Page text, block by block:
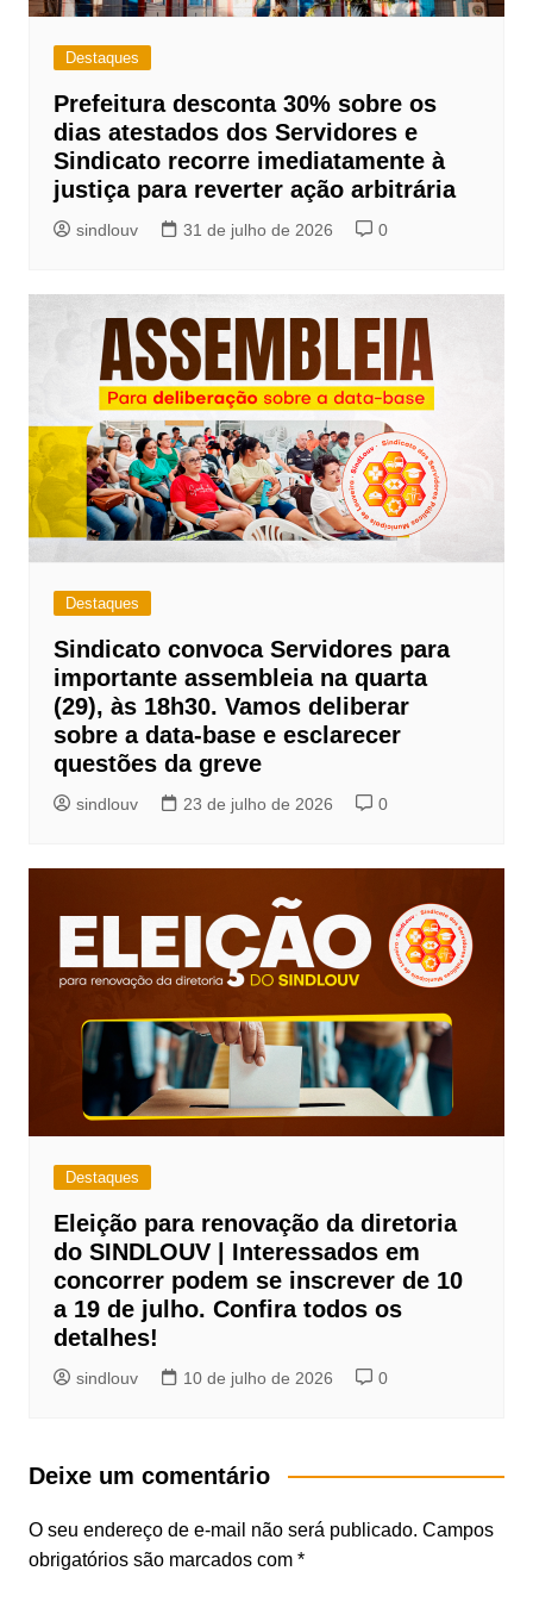
Destaques
Prefeitura desconta 30% sobre os
dias atestados dos Servidores e
Sindicato recorre imediatamente à
justiça para reverter ação arbitrária
sindlouv 31 de julho de 2026 0
Destaques
Sindicato convoca Servidores para
importante assembleia na quarta
(29), às 18h30. Vamos deliberar
sobre a data-base e esclarecer
questões da greve
sindlouv 23 de julho de 2026 0
Destaques
Eleição para renovação da diretoria
do SINDLOUV | Interessados em
concorrer podem se inscrever de 10
a 19 de julho. Confira todos os
detalhes!
sindlouv 10 de julho de 2026 0
Deixe um comentário
O seu endereço de e-mail não será publicado. Campos
obrigatórios são marcados com *